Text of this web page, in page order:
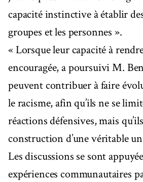
capacité instinctive à établir
groupes et les personnes ».
« Lorsque leur capacité à
encouragée, a poursuivi M.
peuvent contribuer à faire
le racisme, afin qu’ils ne se
réactions défensives, mais
construction d’une véritable
Les discussions se sont
expériences communautaires